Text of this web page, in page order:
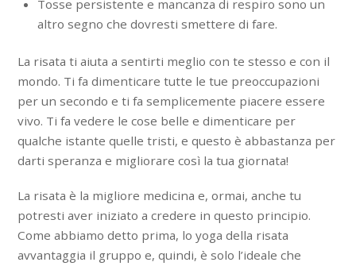
Tosse persistente e mancanza di respiro sono un
altro segno che dovresti smettere di fare.
La risata ti aiuta a sentirti meglio con te stesso e con il
mondo. Ti fa dimenticare tutte le tue preoccupazioni
per un secondo e ti fa semplicemente piacere essere
vivo. Ti fa vedere le cose belle e dimenticare per
qualche istante quelle tristi, e questo è abbastanza per
darti speranza e migliorare così la tua giornata!
La risata è la migliore medicina e, ormai, anche tu
potresti aver iniziato a credere in questo principio.
Come abbiamo detto prima, lo yoga della risata
avvantaggia il gruppo e, quindi, è solo l’ideale che